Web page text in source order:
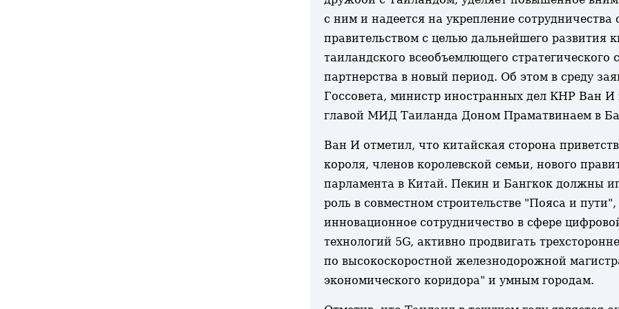
с ним и надеется на укрепление сотрудничества
правительством с целью дальнейшего развития
таиландского всеобъемлющего стратегического
партнерства в новый период. Об этом в среду
Госсовета, министр иностранных дел КНР Ван И
главой МИД Таиланда Доном Праматвинаем в
Ван И отметил, что китайская сторона
короля, членов королевской семьи, нового
парламента в Китай. Пекин и Бангкок должны
роль в совместном строительстве "Пояса и
инновационное сотрудничество в сфере
технологий 5G, активно продвигать
по высокоскоростной железнодорожной
экономического коридора" и умным городам.